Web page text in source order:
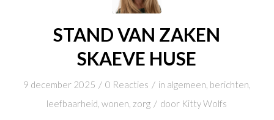
STAND VAN ZAKEN
SKAEVE HUSE
9 december 2025 / 0 Reacties / in algemeen, berichten,
leefbaarheid,wonen, zorg / door Kitty Wolfs